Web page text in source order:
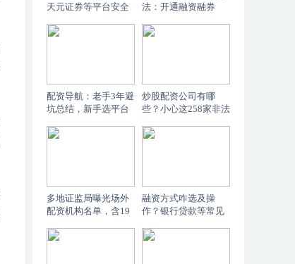
天元证券等平台安全
法：开通融资融券
配资导航：老手3年避
坑总结，新手选平台
炒股配资公司有哪
些？小心这258家非法
多地证监局曝光场外
配资机构名单，含19
资
融资方式咋选及操
作？银行贷款等常见